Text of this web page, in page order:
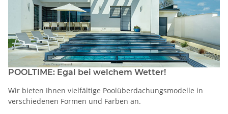
POOLTIME: Egal bei welchem Wetter!
Wir bieten Ihnen vielfältige Poolüberdachungsmodelle in
verschiedenen Formen und Farben an.